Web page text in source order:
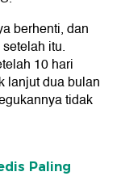
berhenti, dan
itu.
10 hari
lanjut dua bulan
tidak
Paling